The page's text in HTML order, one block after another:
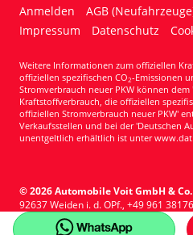
Anmelden AGB
Impressum
Datenschutz
Weitere Informationen zum offiziellen
offiziellen spezifischen CO2-Emissionen
Stromverbrauch neuer PKW können
Kraftstoffverbrauch, die offiziellen
offiziellen Stromverbrauch neuer PKW'
Verkaufsstellen und bei der 'Deutschen
unentgeltlich erhältlich ist unter
© 2026Automobile Voit GmbH & Co.
92637Weiden i. d. OPf., +49 961